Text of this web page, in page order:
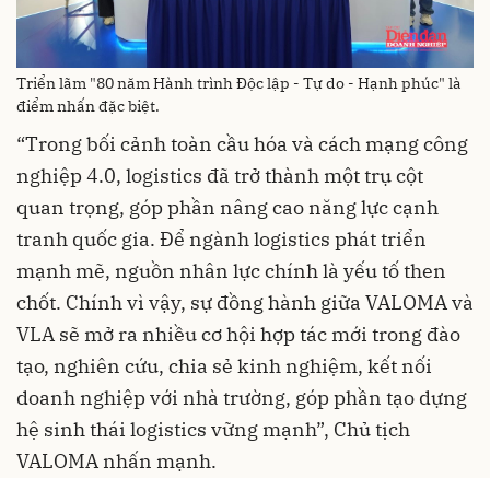
Triển lãm "80 năm Hành trình Độc lập - Tự do - Hạnh phúc" là
điểm nhấn đặc biệt.
“Trong bối cảnh toàn cầu hóa và cách mạng công
nghiệp 4.0, logistics đã trở thành một trụ cột
quan trọng, góp phần nâng cao năng lực cạnh
tranh quốc gia. Để ngành logistics phát triển
mạnh mẽ, nguồn nhân lực chính là yếu tố then
chốt. Chính vì vậy, sự đồng hành giữa VALOMA và
VLA sẽ mở ra nhiều cơ hội hợp tác mới trong đào
tạo, nghiên cứu, chia sẻ kinh nghiệm, kết nối
doanh nghiệp với nhà trường, góp phần tạo dựng
hệ sinh thái logistics vững mạnh”, Chủ tịch
VALOMA nhấn mạnh.